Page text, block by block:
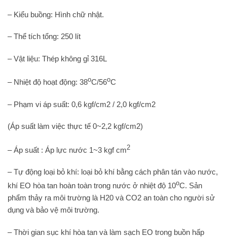
– Kiểu buồng: Hình chữ nhật.
– Thể tích tổng: 250 lít
– Vật liệu: Thép không gỉ 316L
– Nhiệt độ hoạt động: 38oC/56oC
– Phạm vi áp suất: 0,6 kgf/cm2 / 2,0 kgf/cm2
(Áp suất làm việc thực tế 0~2,2 kgf/cm2)
– Áp suất : Áp lực nước 1~3 kgf cm2
– Tự động loại bỏ khí: loại bỏ khí bằng cách phân tán vào nước,
khí EO hòa tan hoàn toàn trong nước ở nhiệt độ 10oC. Sản
phẩm thảy ra môi trường là H20 và CO2 an toàn cho người sử
dụng và bảo vệ môi trường.
– Thời gian sục khí hòa tan và làm sạch EO trong buồn hấp